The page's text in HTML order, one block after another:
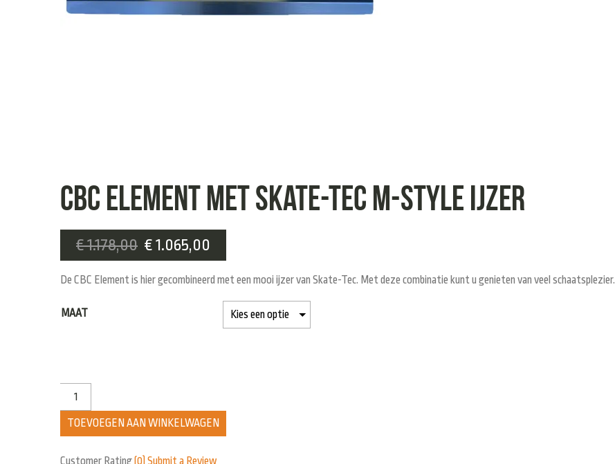
CBC ELEMENT MET SKATE-TEC M-STYLE IJZER
€1.178,00 €1.065,00
De CBC Element is hier gecombineerd met een mooi ijzer van Skate-Tec. Met deze combinatie kunt u genieten van veel schaatsplezier.
MAAT
TOEVOEGEN AAN WINKELWAGEN
Customer Rating (0) Submit a Review